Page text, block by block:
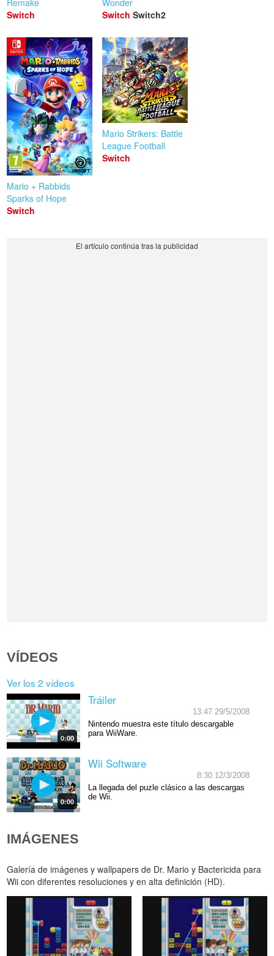
Switch
Switch Switch2
Mario + Rabbids
Sparks of Hope
Switch
Mario Strikers: Battle
League Football
Switch
VÍDEOS
Ver los 2 vídeos
0:00
Tráiler
13:47 29/5/2008
Nintendo muestra este título descargable
para WiiWare.
0:00
Wii Software
8:30 12/3/2008
La llegada del puzle clásico a las descargas
de Wii.
IMÁGENES
Galería de imágenes y wallpapers de Dr. Mario y Bactericida para
Wii con diferentes resoluciones y en alta definición (HD).